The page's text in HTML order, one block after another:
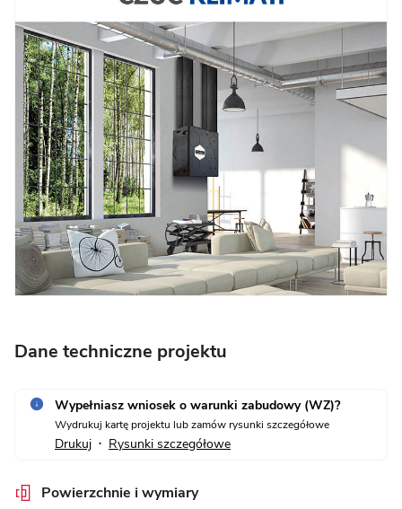
Dane techniczne projektu
Wypełniasz wniosek o warunki zabudowy (WZ)?
Wydrukuj kartę projektu lub zamów rysunki szczegółowe
Drukuj • Rysunki szczegółowe
Powierzchnie i wymiary